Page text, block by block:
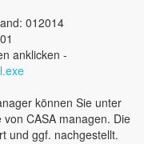
012014
anklicken -
können Sie unter
CASA managen. Die
und ggf. nachgestellt.